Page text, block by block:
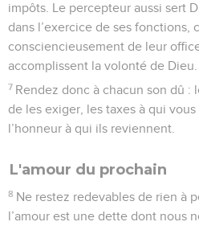
impôts. Le percepteur aussi sert
dans l’exercice de ses fonctions,
consciencieusement de leur
accomplissent la volonté de Dieu.
7 Rendez donc à chacun son dû :
de les exiger, les taxes à qui
l’honneur à qui ils reviennent.
L'amour du prochain
8 Ne restez redevables de rien à
l’amour est une dette dont nous